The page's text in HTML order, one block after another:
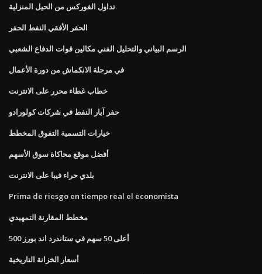
تداول الفوركس من الحيل المنزلية
الحفر الأفقي النفط الحفر
الرسم البياني والتحليل الفني مكالين قوات الدفاع الشعبي
في مرحلة الانكماش من دورة الأعمال
خطاب غطاء محرر على الانترنت
حفر آبار النفط في شركات كولورادو
خيارات التسمية التفوق المخطط
أفضل موقع محاكاة سوق الأسهم
بلدي حراء فيبا على الانترنت
Prima de riesgo en tiempo real el economista
مخطط المقارنة التمهيدي
أعلى 50 سهم في ستاندرد اند بورز 500
أسعار الخزانة التاريخية